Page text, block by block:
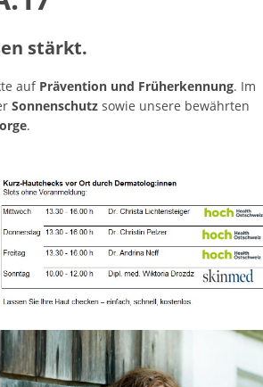
stärkt.
auf Prävention und Früherkennung. Im
Sonnenschutz sowie unsere bewährten
.